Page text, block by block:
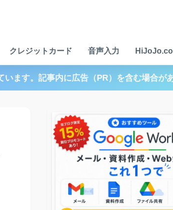
クレジットカード 音声入力
ます。記事内に広告（PR）を含む場合があ